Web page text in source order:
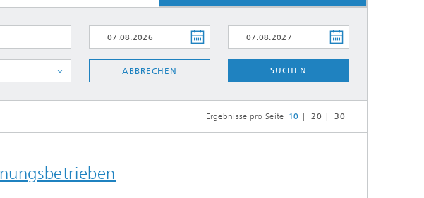
ABBRECHEN SUCHEN
Ergebnisse pro Seite 10 20 30